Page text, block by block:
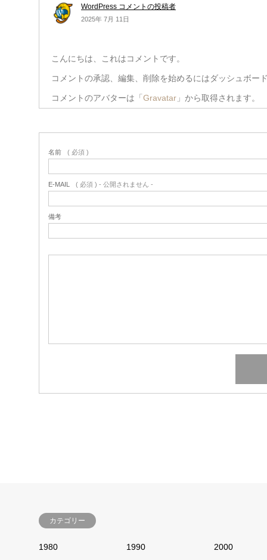
WordPress コメントの投稿者
2025年 7月 11日
こんにちは、これはコメントです。
コメントの承認、編集、削除を始めるにはダッシュボー
コメントのアバターは「Gravatar 」から取得されます。
名前 ( 必須 )
E-MAIL ( 必須 ) - 公開されません -
備考
カテゴリー
1980 1990 2000